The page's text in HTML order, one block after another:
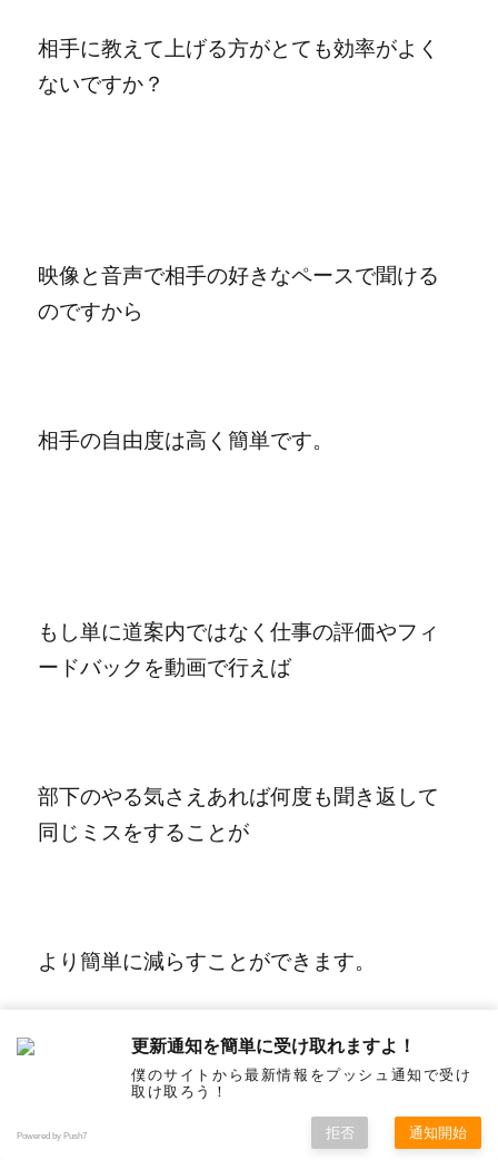
相手に教えて上げる方がとても効率がよく
ないですか？
映像と音声で相手の好きなペースで聞ける
のですから
相手の自由度は高く簡単です。
もし単に道案内ではなく仕事の評価やフィ
ードバックを動画で行えば
部下のやる気さえあれば何度も聞き返して
同じミスをすることが
より簡単に減らすことができます。
メモを取らせるのよりはとても効率がいい
更新通知を簡単に受け取れますよ！
僕のサイトから最新情報をプッシュ通知で受け
取け取ろう！
Powered by Push7 拒否 通知開始